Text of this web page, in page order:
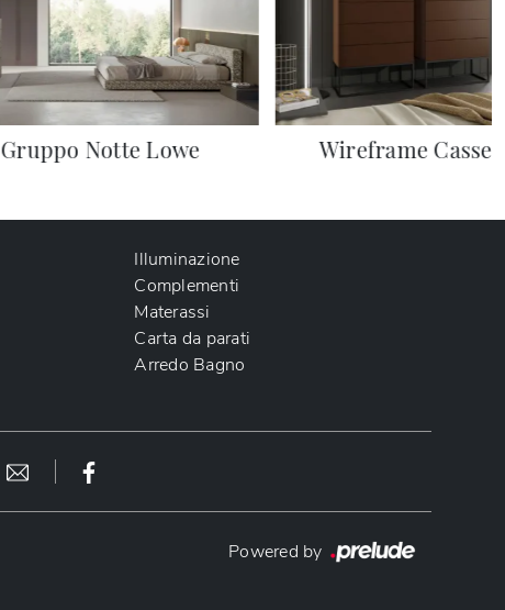
Gruppo Notte Lowe Wireframe
Illuminazione
Complementi
Materassi
Carta da parati
Arredo Bagno
Powered by